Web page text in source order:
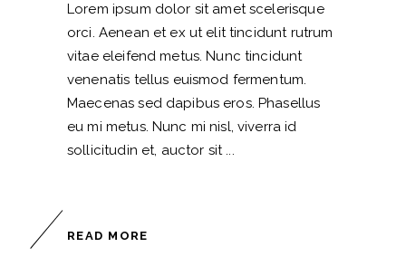
Lorem ipsum dolor sit amet scelerisque
orci. Aenean et ex ut elit tincidunt rutrum
vitae eleifend metus. Nunc tincidunt
venenatis tellus euismod fermentum.
Maecenas sed dapibus eros. Phasellus
eu mi metus. Nunc mi nisl, viverra id
sollicitudin et, auctor sit
READ MORE